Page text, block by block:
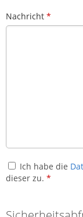
Nachricht *
Ich habe die
dieser zu. *